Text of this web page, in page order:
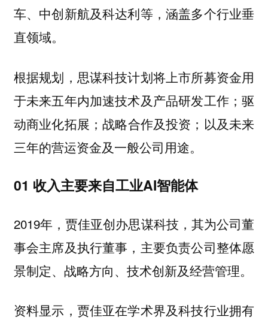
车、中创新航及科达利等，涵盖多个行业垂
直领域。
根据规划，思谋科技计划将上市所募资金用
于未来五年内加速技术及产品研发工作；驱
动商业化拓展；战略合作及投资；以及未来
三年的营运资金及一般公司用途。
01 收入主要来自工业AI智能体
2019年，贾佳亚创办思谋科技，其为公司董
事会主席及执行董事，主要负责公司整体愿
景制定、战略方向、技术创新及经营管理。
资料显示，贾佳亚在学术界及科技行业拥有